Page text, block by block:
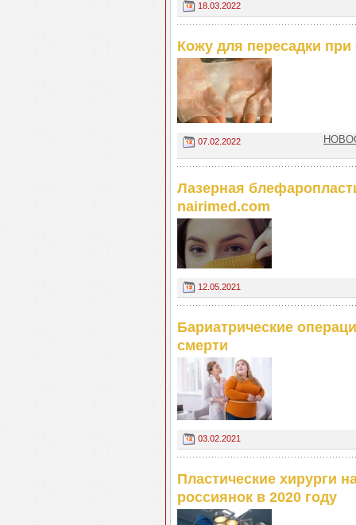
18.03.2022
Кожу для пересадки
07.02.2022
Лазерная
nairimed.com
12.05.2021
Бариатрические
смерти
03.02.2021
Пластические хирурги
россиянок в 2020 году